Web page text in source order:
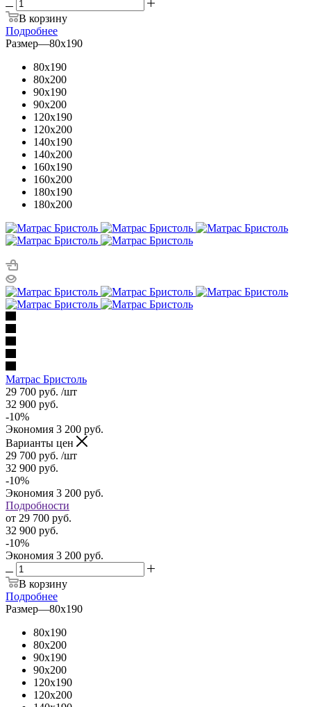
В корзину
Подробнее
Размер—80x190
80x190
80x200
90x190
90x200
120x190
120x200
140x190
140x200
160x190
160x200
180x190
180x200
Матрас Бристоль
29 700 руб. /шт
32 900 руб.
-10%
Экономия 3 200 руб.
Варианты цен
29 700 руб. /шт
32 900 руб.
-10%
Экономия 3 200 руб.
Подробности
от 29 700 руб.
32 900 руб.
-10%
Экономия 3 200 руб.
В корзину
Подробнее
Размер—80x190
80x190
80x200
90x190
90x200
120x190
120x200